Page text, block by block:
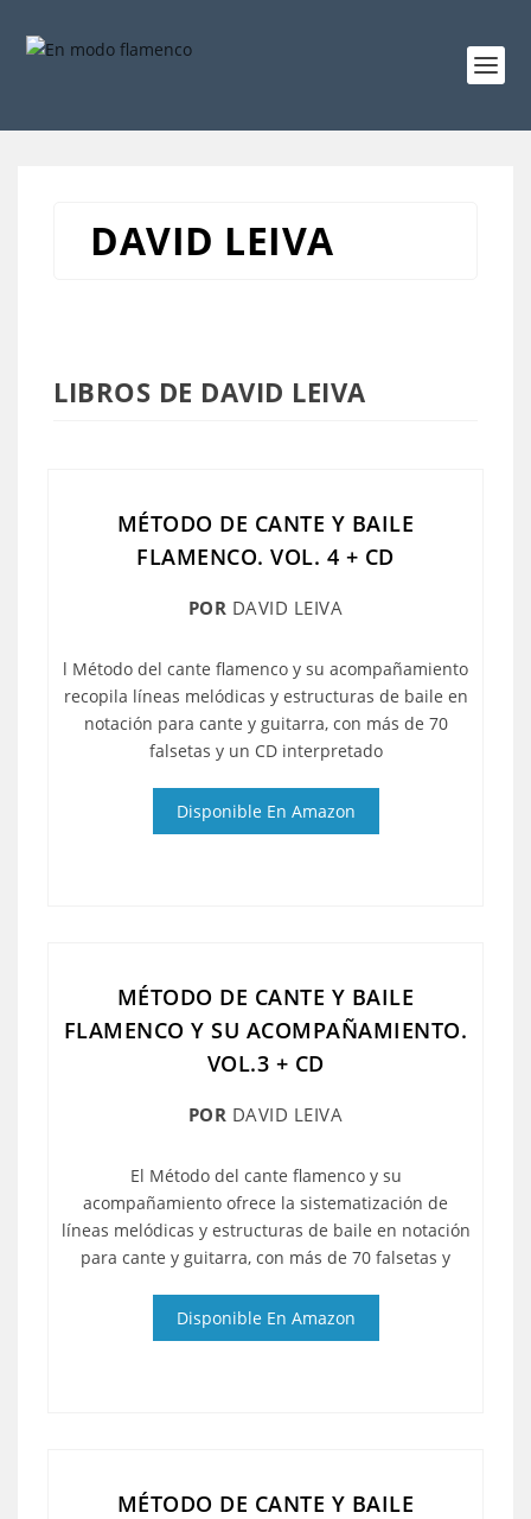
DAVID LEIVA
LIBROS DE DAVID LEIVA
MÉTODO DE CANTE Y BAILE
FLAMENCO. VOL. 4 + CD
POR DAVID LEIVA
l Método del cante flamenco y su acompañamiento
recopila líneas melódicas y estructuras de baile en
notación para cante y guitarra, con más de 70
falsetas y un CD interpretado
Disponible En Amazon
MÉTODO DE CANTE Y BAILE
FLAMENCO Y SU ACOMPAÑAMIENTO.
VOL.3 + CD
POR DAVID LEIVA
El Método del cante flamenco y su
acompañamiento ofrece la sistematización de
líneas melódicas y estructuras de baile en notación
para cante y guitarra, con más de 70 falsetas y
Disponible En Amazon
MÉTODO DE CANTE Y BAILE